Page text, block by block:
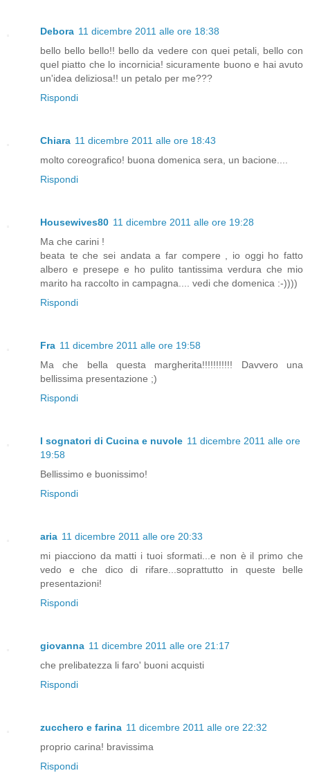
Debora 11 dicembre 2011 alle ore 18:38
bello bello bello!! bello da vedere con quei petali, bello con
quel piatto che lo incornicia! sicuramente buono e hai avuto
un'idea deliziosa!! un petalo per me???
Rispondi
Chiara 11 dicembre 2011 alle ore 18:43
molto coreografico! buona domenica sera, un bacione....
Rispondi
Housewives80 11 dicembre 2011 alle ore 19:28
Ma che carini !
beata te che sei andata a far compere , io oggi ho fatto
albero e presepe e ho pulito tantissima verdura che mio
marito ha raccolto in campagna.... vedi che domenica :-))))
Rispondi
Fra 11 dicembre 2011 alle ore 19:58
Ma che bella questa margherita!!!!!!!!!!! Davvero una
bellissima presentazione ;)
Rispondi
I sognatori di Cucina e nuvole 11 dicembre 2011 alle ore
19:58
Bellissimo e buonissimo!
Rispondi
aria 11 dicembre 2011 alle ore 20:33
mi piacciono da matti i tuoi sformati...e non è il primo che
vedo e che dico di rifare...soprattutto in queste belle
presentazioni!
Rispondi
giovanna 11 dicembre 2011 alle ore 21:17
che prelibatezza li faro' buoni acquisti
Rispondi
zucchero e farina 11 dicembre 2011 alle ore 22:32
proprio carina! bravissima
Rispondi